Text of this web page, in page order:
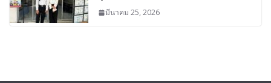
มีนาคม 25, 2026